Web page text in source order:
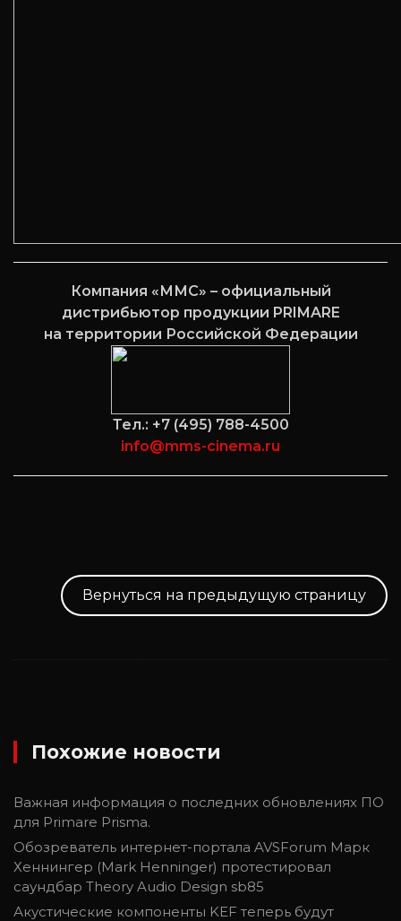
Компания «ММС» – официальный
дистрибьютор продукции PRIMARE
на территории Российской Федерации
Тел.: +7 (495) 788-4500
info@mms-cinema.ru
Вернуться на предыдущую страницу
Похожие новости
Важная информация о последних обновлениях ПО
для Primare Prisma.
Обозреватель интернет-портала AVSForum Марк
Хеннингер (Mark Henninger) протестировал
саундбар Theory Audio Design sb85
Акустические компоненты KEF теперь будут